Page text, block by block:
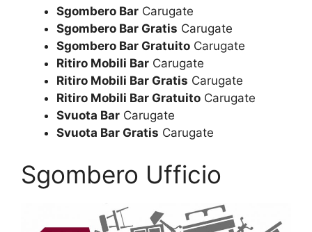
Sgombero Bar Carugate
Sgombero Bar Gratis Carugate
Sgombero Bar Gratuito Carugate
Ritiro Mobili Bar Carugate
Ritiro Mobili Bar Gratis Carugate
Ritiro Mobili Bar Gratuito Carugate
Svuota Bar Carugate
Svuota Bar Gratis Carugate
Sgombero Ufficio